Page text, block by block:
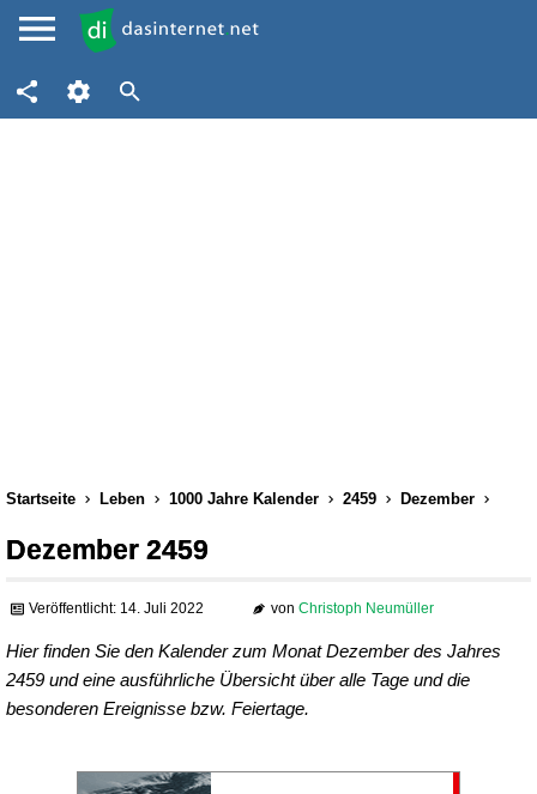
Startseite Leben 1000 Jahre Kalender 2459 Dezember
Dezember 2459
Veröffentlicht: 14. Juli 2022 von Christoph Neumüller
Hier finden Sie den Kalender zum Monat Dezember des Jahres
2459 und eine ausführliche Übersicht über alle Tage und die
besonderen Ereignisse bzw. Feiertage.